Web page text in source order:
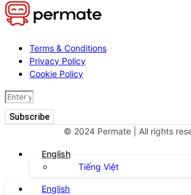
Terms & Conditions
Privacy Policy
Cookie Policy
Subscribe
© 2024 Permate | All rights
English
Tiếng Việt
English